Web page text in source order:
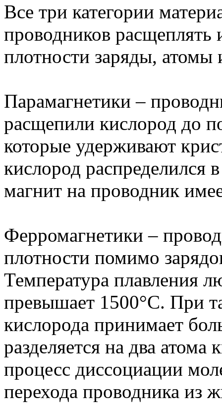
Все три категории
проводников расщеплять
плотности заряды, атомы
Парамагнетики –
расщепили кислород до
которые удерживают
кислород распределился
магнит на проводник
Ферромагнетики –
плотности помимо
Температура плавления
превышает 1500°С. При
кислорода принимает
разделяется на два атома
процесс диссоциации
перехода проводника из